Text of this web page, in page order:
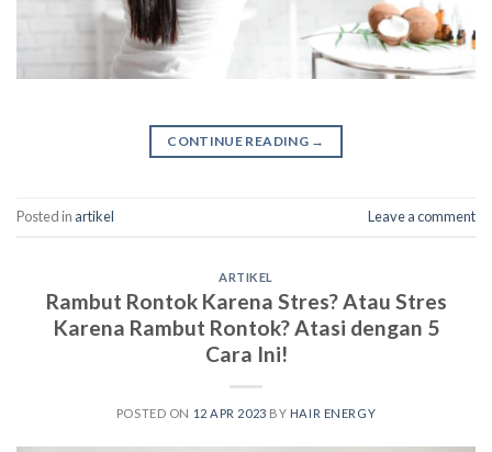
CONTINUE READING →
Posted in artikel Leave a comment
ARTIKEL
Rambut Rontok Karena Stres? Atau Stres
Karena Rambut Rontok? Atasi dengan 5
Cara Ini!
POSTED ON 12 APR 2023 BY HAIR ENERGY